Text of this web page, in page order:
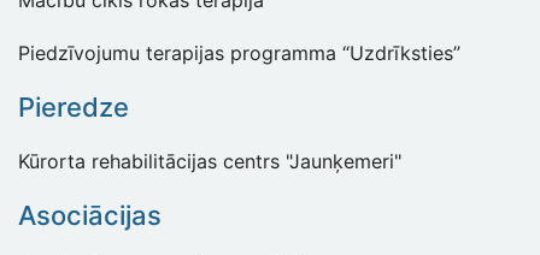
Piedzīvojumu terapijas programma “Uzdrīksties”
Pieredze
Kūrorta rehabilitācijas centrs "Jaunķemeri"
Asociācijas